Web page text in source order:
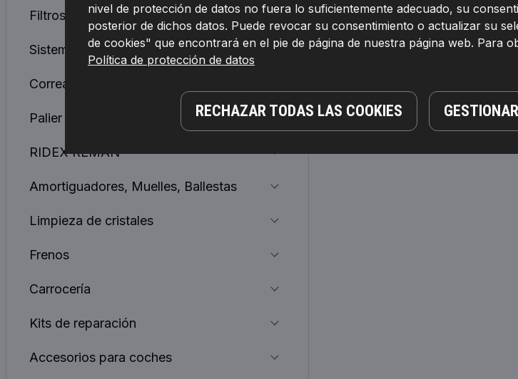
nivel de protección de datos no fuera lo suficientemente adecuado, su
posterior de dichos datos. Puede revocar su consentimiento o actualizar su
de cookies" que encontrará en el pie de página de nuestra página web. Para
Política de protección de datos
RECHAZAR TODAS LAS COOKIES
Filtros
Sistema De Combustible
Correas, Cadenas, Rodillos
Palier y Junta Homocinética
RIDEX REMAN
Amortiguadores, Muelles, Ballestas
Limpieza de cristales
Frenos
Carrocería
Kits de reparación
Accesorios para coches